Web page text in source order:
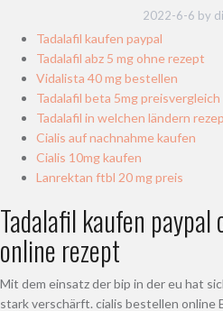
2022-6-6 by
Tadalafil kaufen paypal
Tadalafil abz 5 mg ohne rezept
Vidalista 40 mg bestellen
Tadalafil beta 5mg preisvergleich
Tadalafil in welchen ländern
Cialis auf nachnahme kaufen
Cialis 10mg kaufen
Lanrektan ftbl 20 mg preis
Tadalafil kaufen
online rezept
Mit dem einsatz der bip in der eu hat
stark verschärft. cialis bestellen online